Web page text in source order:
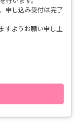
申し込み受付は完了
すようお願い申し上
提出となりますの